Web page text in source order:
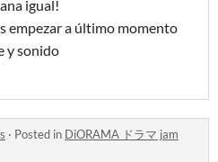
igual!
empezar a último momento
y sonido
· Posted in DiORAMA ドラマ jam